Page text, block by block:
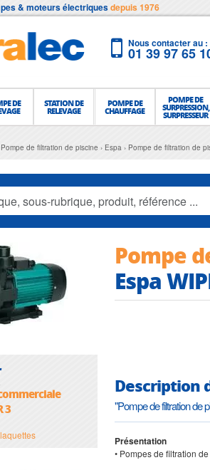
& moteurs électriquesdepuis 1976
Nous contacter au :
01 39 97 65
DE STATION DE
RELEVAGE
POMPE DE
CHAUFFAGE
POMPE DE
SURPRESSION,
SURPRESSEUR
Pompe de filtration de piscine Espa Pompe de filtration de
3
Pompe
Espa
Description
"Pompe de filtration de
Présentation
• Pompes de filtration